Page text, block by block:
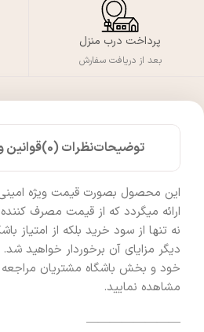
پرداخت درب منزل
بعد از دریافت سفارش
توضیحاتنظرات (0) قوانین
این محصول بصورت قیمت ویژه
ارائه میگردد که از قیمت مصرف
نه تنها از سود خرید بلکه از امتیاز
دیگر مزایای آن برخوردار خواهید
خود و بخش باشگاه مشتریان مراجعه
مشاهده نمایید.
————————